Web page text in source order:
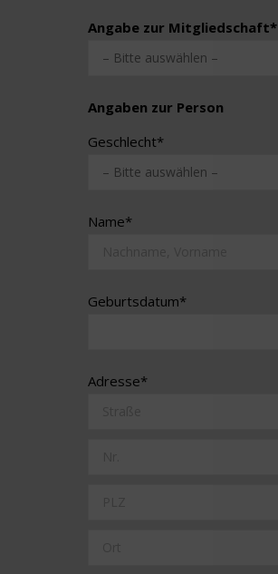
Angabe zur Mitgliedschaft*
Angaben zur Person
Geschlecht*
Name*
Geburtsdatum*
Adresse*